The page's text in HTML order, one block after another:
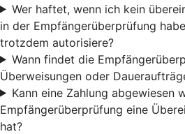
Wer haftet, wenn ich kein
in der Empfängerüberprüfung
trotzdem autorisiere?
Wann findet die
Überweisungen oder
Kann eine Zahlung abgewiesen
Empfängerüberprüfung eine
hat?